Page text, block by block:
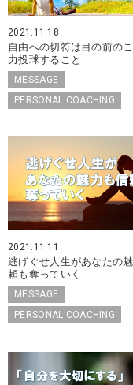
2021.11.18
自由への切符は目の前の
力投球すること
MESSAGE
PERSONAL COACHING
2021.11.11
逃げぐせ人生があなたの
頼も奪っていく
MESSAGE
PERSONAL COACHING